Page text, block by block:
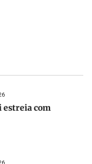
estreia com